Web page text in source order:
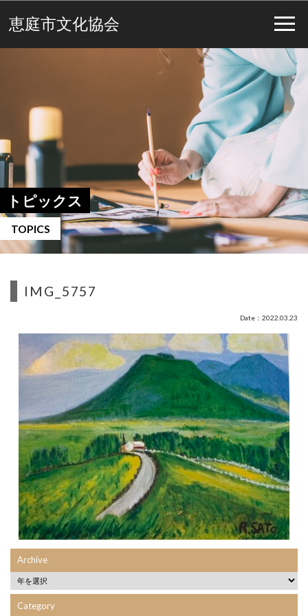
恵庭市文化協会
トピックス
TOPICS
IMG_5757
Date：2022.03.23
Archive
Category